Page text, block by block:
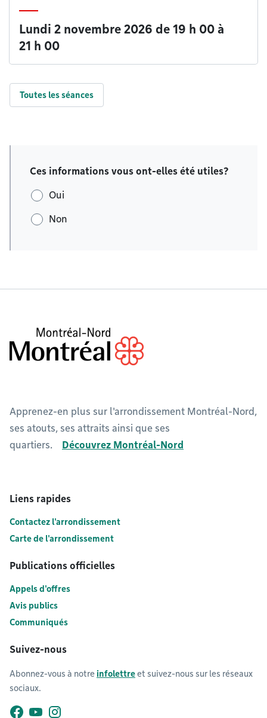
Lundi 2 novembre 2026 de 19 h 00 à
21 h 00
Toutes les séances
Ces informations vous ont-elles été utiles?
Oui
Non
Apprenez-en plus sur l'arrondissement Montréal-Nord,
ses atouts, ses attraits ainsi que ses
quartiers.
Découvrez Montréal-Nord
Liens rapides
Contactez l'arrondissement
Carte de l'arrondissement
Publications officielles
Appels d'offres
Avis publics
Communiqués
Suivez-nous
Abonnez-vous à notre infolettreet suivez-nous sur les réseaux
sociaux.